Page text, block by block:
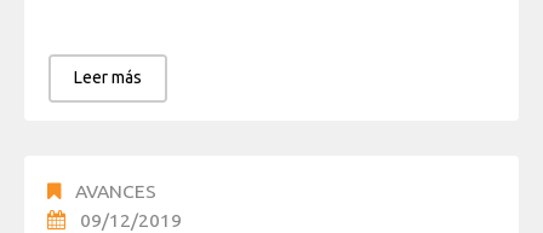
Leer más
AVANCES
09/12/2019